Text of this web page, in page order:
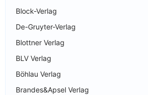
Block-Verlag
De-Gruyter-Verlag
Blottner Verlag
BLV Verlag
Böhlau Verlag
Brandes&Apsel Verlag